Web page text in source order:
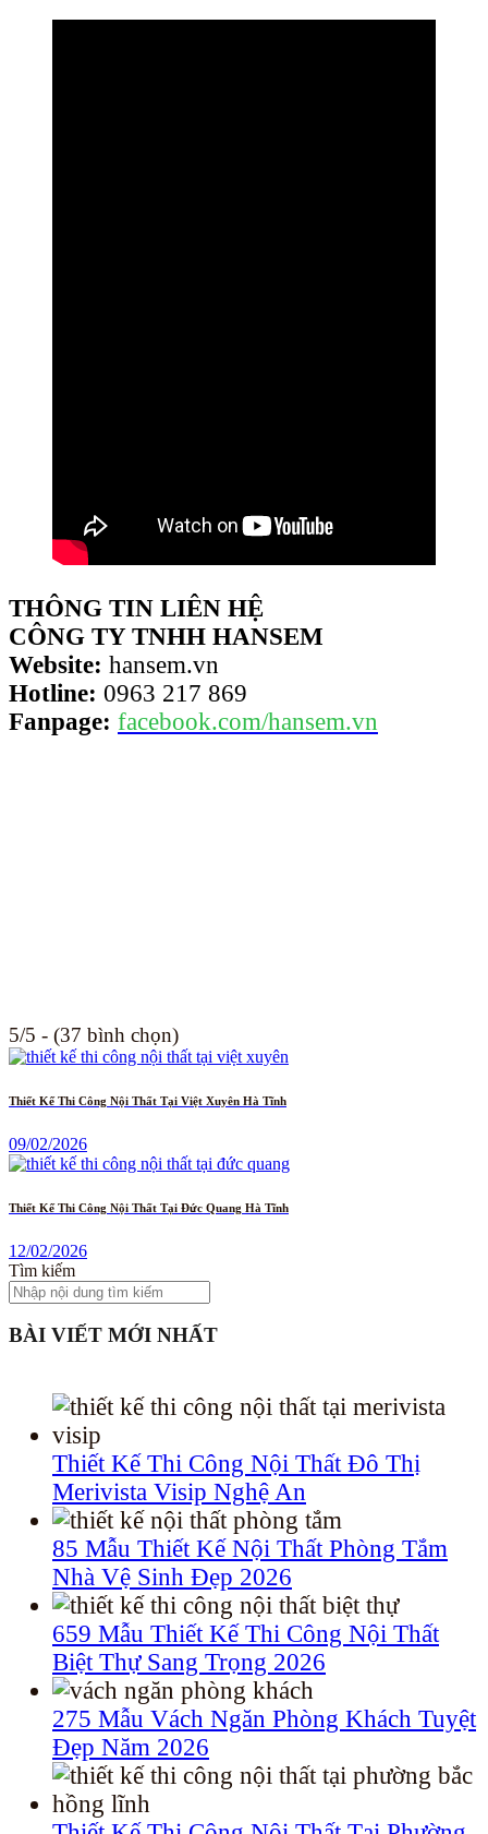
THÔNG TIN LIÊN HỆ
CÔNG TY TNHH HANSEM
Website: hansem.vn
Hotline: 0963 217 869
Fanpage: facebook.com/hansem.vn
5/5 - (37 bình chọn)
Thiết Kế Thi Công Nội Thất Tại Việt Xuyên Hà Tĩnh
09/02/2026
Thiết Kế Thi Công Nội Thất Tại Đức Quang Hà Tĩnh
12/02/2026
Tìm kiếm
BÀI VIẾT MỚI NHẤT
Thiết Kế Thi Công Nội Thất Đô Thị
Merivista Visip Nghệ An
85 Mẫu Thiết Kế Nội Thất Phòng Tắm
Nhà Vệ Sinh Đẹp 2026
659 Mẫu Thiết Kế Thi Công Nội Thất
Biệt Thự Sang Trọng 2026
275 Mẫu Vách Ngăn Phòng Khách Tuyệt
Đẹp Năm 2026